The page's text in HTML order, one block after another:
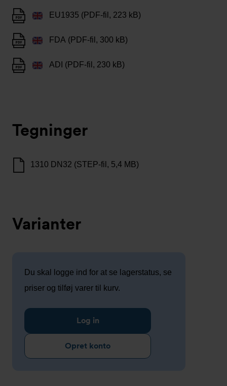
EU1935 (PDF-fil, 223 kB)
FDA (PDF-fil, 300 kB)
ADI (PDF-fil, 230 kB)
Tegninger
1310 DN32 (STEP-fil, 5,4 MB)
Varianter
Du skal logge ind for at se lagerstatus, se
priser og tilføj varer til kurv.
Log in
Opret konto